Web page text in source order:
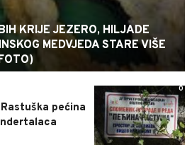
KRIJE JEZERO, HILJADE
MEDVJEDA STARE VIŠE
0
pećina